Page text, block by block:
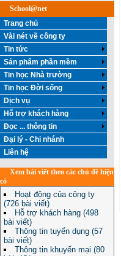
School@net
Trang chủ
Vài nét về công ty
Tin tức
Sản phẩm phần mềm
Tin học Nhà trường
Tin học Đời sống
Dịch vụ
Hỗ trợ khách hàng
Đọc ... thông tin
Đại lý - Chi nhánh
Liên hệ
Xem bài viết theo các chủ đề hiện
có
Hoạt động của công ty
(726 bài viết)
Hỗ trợ khách hàng (498
bài viết)
Thông tin tuyển dụng (57
bài viết)
Thông tin khuyến mại (80